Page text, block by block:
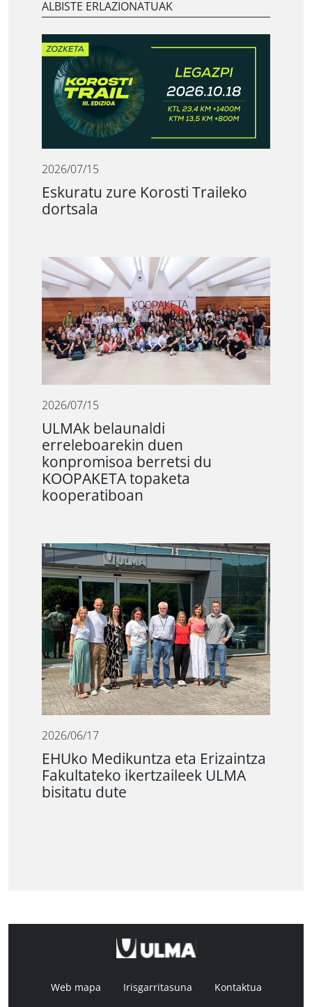
ALBISTE ERLAZIONATUAK
2026/07/15
Eskuratu zure Korosti Traileko
dortsala
2026/07/15
ULMAk belaunaldi
erreleboarekin duen
konpromisoa berretsi du
KOOPAKETA topaketa
kooperatiboan
2026/06/17
EHUko Medikuntza eta Erizaintza
Fakultateko ikertzaileek ULMA
bisitatu dute
Web mapa Irisgarritasuna Kontaktua